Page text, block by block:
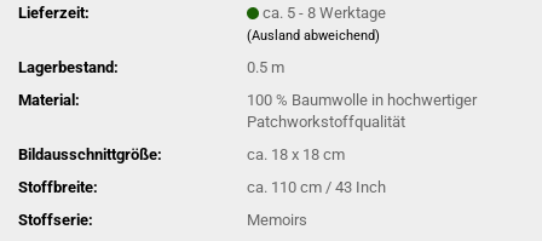
Lieferzeit:
ca. 5 - 8 Werktage
(Ausland abweichend)
Lagerbestand: 0.5 m
Material:
100 % Baumwolle in hochwertiger
Patchworkstoffqualität
Bildausschnittgröße:
ca. 18 x 18 cm
Stoffbreite:
ca. 110 cm / 43 Inch
Stoffserie:
Memoirs